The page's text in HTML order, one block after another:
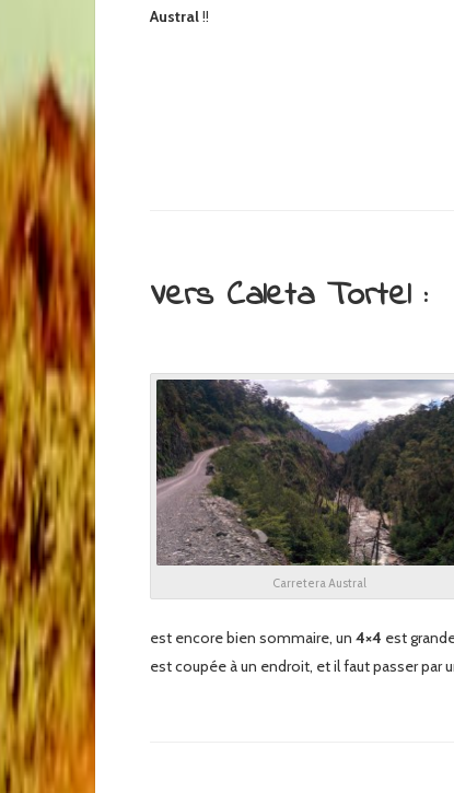
Austral!!
Vers Caleta Tortel :
Carretera Austral
est encore bien sommaire, un 4×4 est
est coupée à un endroit, et il faut passer par